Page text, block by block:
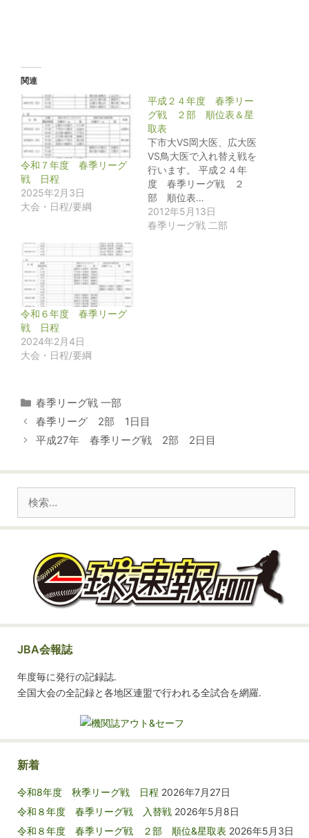
関連
令和７年度 春季リーグ
戦 日程
2025年2月3日
大会・日程/要綱
平成２４年度 春季リー
グ戦 ２部 順位表＆星
取表
下市大VS岡大医、広大医
VS鳥大医で入れ替え戦を
行います。 平成２４年
度 春季リーグ戦 ２
部 順位表…
2012年5月13日
春季リーグ戦 二部
令和６年度 春季リーグ
戦 日程
2024年2月4日
大会・日程/要綱
カ
テ
ゴ
リ
春季リーグ戦 一部
春季リーグ 2部 1日目
平成27年 春季リーグ戦 2部 2日目
JBA会報誌
年度毎に発行の記録誌.
全国大会の全記録と各地区連盟で行われる全試合を網羅.
新着
令和8年度 秋季リーグ戦 日程 2026年7月27日
令和８年度 春季リーグ戦 入替戦 2026年5月8日
令和８年度 春季リーグ戦 ２部 順位&星取表 2026年5月3日